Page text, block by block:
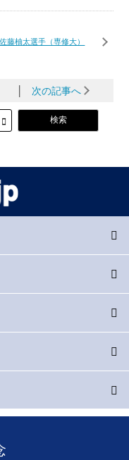
藤柚太選手（専修大）
│ 次の記事へ